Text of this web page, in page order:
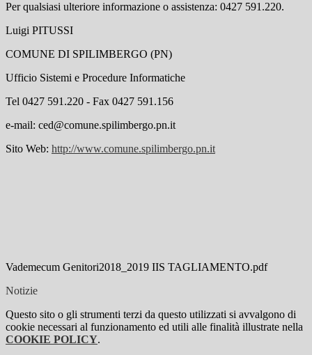
Per qualsiasi ulteriore informazione o assistenza: 0427 591.220.
Luigi PITUSSI
COMUNE DI SPILIMBERGO (PN)
Ufficio Sistemi e Procedure Informatiche
Tel 0427 591.220 - Fax 0427 591.156
e-mail: ced@comune.spilimbergo.pn.it
Sito Web: http://www.comune.spilimbergo.pn.it
Vademecum Genitori2018_2019 IIS TAGLIAMENTO.pdf
Notizie
Questo sito o gli strumenti terzi da questo utilizzati si avvalgono di
cookie necessari al funzionamento ed utili alle finalità illustrate nella
COOKIE POLICY.